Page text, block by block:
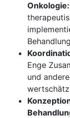
Onkologie:
Enge
und